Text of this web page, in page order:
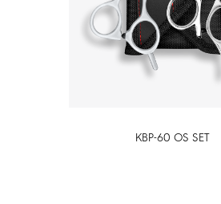
KBP-60 OS SET